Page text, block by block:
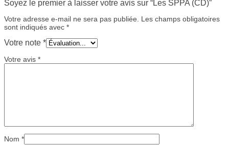
Soyez le premier à laisser votre avis sur “Les SPPA (CD)”
Votre adresse e-mail ne sera pas publiée. Les champs obligatoires
sont indiqués avec *
Votre note *
Votre avis *
Nom *